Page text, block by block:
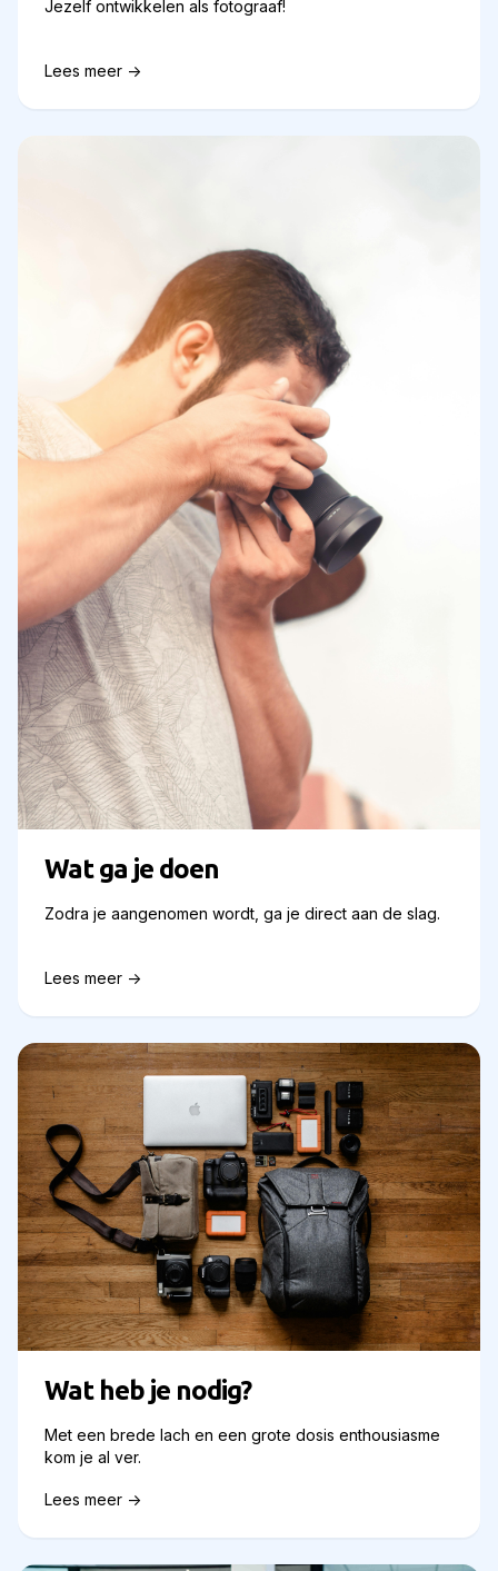
Jezelf ontwikkelen als fotograaf!
Lees meer ->
Wat ga je doen
Zodra je aangenomen wordt, ga je direct aan de slag.
Lees meer ->
Wat heb je nodig?
Met een brede lach en een grote dosis enthousiasme
kom je al ver.
Lees meer ->